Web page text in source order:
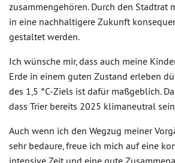
zusammengehören. Durch den Stadtrat
in eine nachhaltigere Zukunft
gestaltet werden.
Ich wünsche mir, dass auch meine
Erde in einem guten Zustand erleben
des 1,5 °C-Ziels ist dafür maßgeblich.
dass Trier bereits 2025 klimaneutral
Auch wenn ich den Wegzug meiner
sehr bedaure, freue ich mich auf eine
intensive Zeit und eine gute